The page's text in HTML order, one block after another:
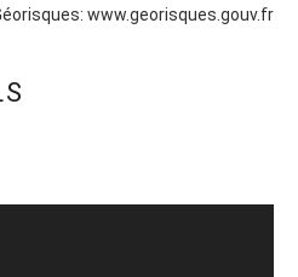
www.georisques.gouv.fr